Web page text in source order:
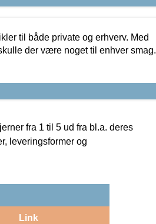
til både private og erhverv. Med
der være noget til enhver smag.
fra 1 til 5 ud fra bl.a. deres
leveringsformer og
Link